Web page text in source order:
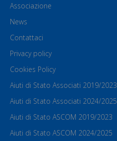
Associazione
News
Contattaci
Privacy policy
Cookies Policy
Aiuti di Stato Associati 2019/2023
Aiuti di Stato Associati 2024/2025
Aiuti di Stato ASCOM 2019/2023
Aiuti di Stato ASCOM 2024/2025